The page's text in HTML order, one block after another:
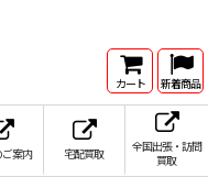
カート 新着商品
案内 宅配買取
全国出張・訪問
買取